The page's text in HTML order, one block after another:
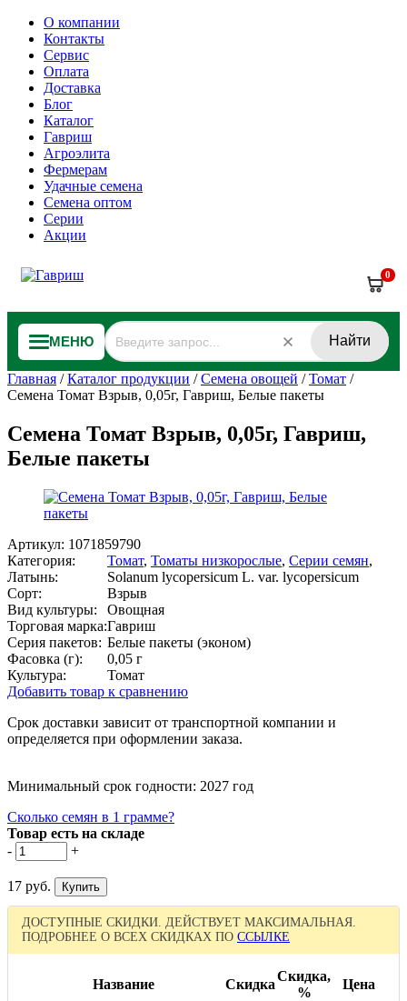
О компании
Контакты
Сервис
Оплата
Доставка
Блог
Каталог
Гавриш
Агроэлита
Фермерам
Удачные семена
Семена оптом
Серии
Акции
0
МЕНЮ Найти
Главная /Каталог продукции /Семена овощей /Томат /
Семена Томат Взрыв, 0,05г, Гавриш, Белые пакеты
Семена Томат Взрыв, 0,05г, Гавриш,
Белые пакеты
Артикул: 1071859790
Категория:
Томат, Томаты низкорослые, Серии семян,
Латынь:
Solanum lycopersicum L. var. lycopersicum
Сорт:
Взрыв
Вид культуры:
Овощная
Торговая марка:Гавриш
Серия пакетов: Белые пакеты (эконом)
Фасовка (г):
0,05 г
Культура:
Томат
Добавить товар к сравнению
Срок доставки зависит от транспортной компании и
определяется при оформлении заказа.
Минимальный срок годности: 2027 год
Сколько семян в 1 грамме?
Товар есть на складе
-
+
17 руб.
ДОСТУПНЫЕ СКИДКИ. ДЕЙСТВУЕТ МАКСИМАЛЬНАЯ.
ПОДРОБНЕЕ О ВСЕХ СКИДКАХ ПО ССЫЛКЕ
Название Скидка
Скидка,
%
Цена